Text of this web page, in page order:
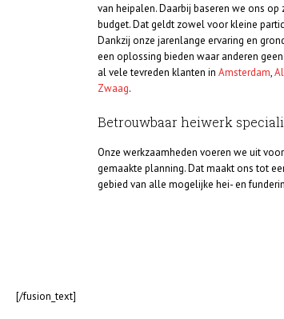
van heipalen. Daarbij baseren we ons
budget. Dat geldt zowel voor kleine
Dankzij onze jarenlange ervaring en
een oplossing bieden waar anderen
al vele tevreden klanten in Amsterdam,
Zwaag.
Betrouwbaar heiwerk
Onze werkzaamheden voeren we uit
gemaakte planning. Dat maakt ons tot
gebied van alle mogelijke hei- en
[/fusion_text]